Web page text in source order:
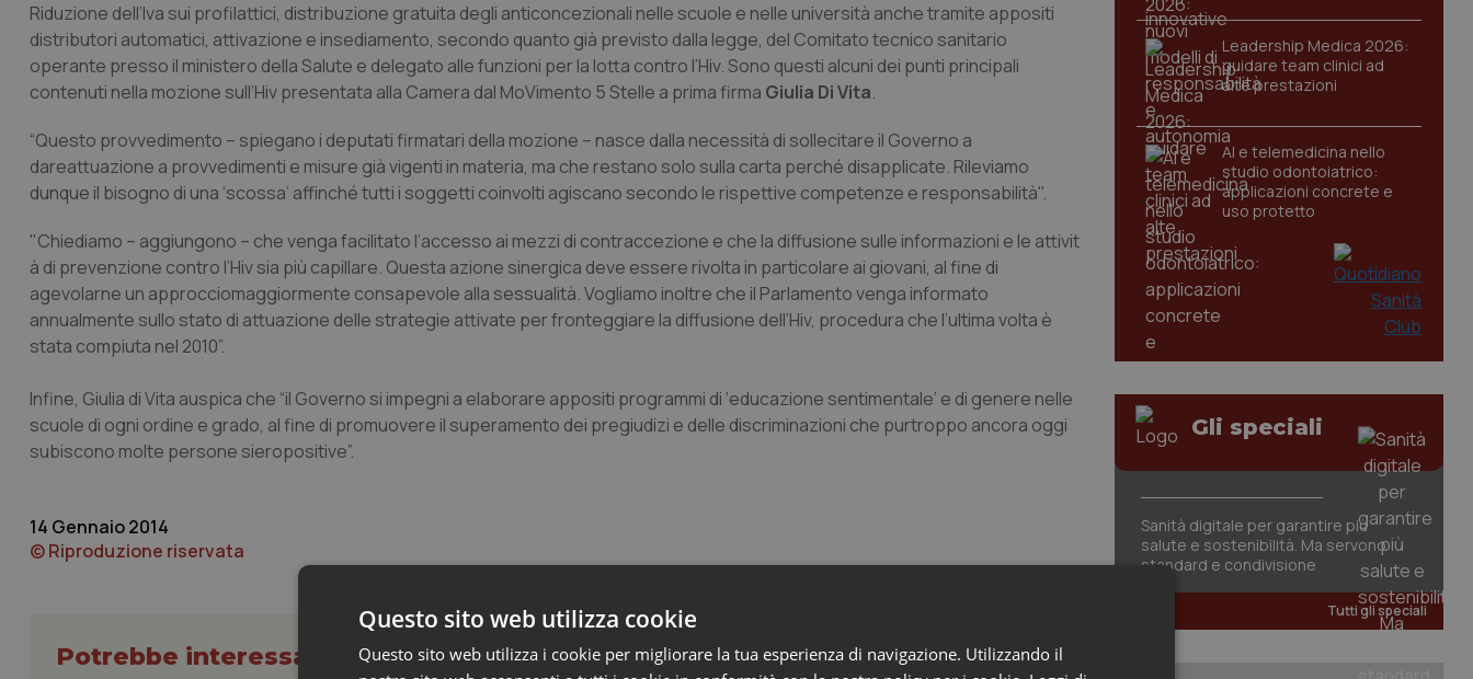
Riduzione dell’Iva sui profilattici, distribuzione gratuita degli anticoncezionali nelle scuole e nelle università anche tramite appositi
distributori automatici, attivazione e insediamento, secondo quanto già previsto dalla legge, del Comitato tecnico sanitario
operante presso il ministero della Salute e delegato alle funzioni per la lotta contro l’Hiv. Sono questi alcuni dei punti principali
contenuti nella mozione sull’Hiv presentata alla Camera dal MoVimento 5 Stelle a prima firma Giulia Di Vita.
“Questo provvedimento – spiegano i deputati firmatari della mozione – nasce dalla necessità di sollecitare il Governo a
dareattuazione a provvedimenti e misure già vigenti in materia, ma che restano solo sulla carta perché disapplicate. Rileviamo
dunque il bisogno di una ‘scossa’ affinché tutti i soggetti coinvolti agiscano secondo le rispettive competenze e responsabilità".
"Chiediamo – aggiungono – che venga facilitato l’accesso ai mezzi di contraccezione e che la diffusione sulle informazioni e le attivit
à di prevenzione contro l’Hiv sia più capillare. Questa azione sinergica deve essere rivolta in particolare ai giovani, al fine di
agevolarne un approcciomaggiormente consapevole alla sessualità. Vogliamo inoltre che il Parlamento venga informato
annualmente sullo stato di attuazione delle strategie attivate per fronteggiare la diffusione dell’Hiv, procedura che l’ultima volta è
stata compiuta nel 2010”.
Infine, Giulia di Vita auspica che “il Governo si impegni a elaborare appositi programmi di ‘educazione sentimentale’ e di genere nelle
scuole di ogni ordine e grado, al fine di promuovere il superamento dei pregiudizi e delle discriminazioni che purtroppo ancora oggi
subiscono molte persone sieropositive”.
14 Gennaio 2014
© Riproduzione riservata
Potrebbe interessarti in Governo e Parlamento
Leadership Medica 2026:
guidare team clinici ad
alte prestazioni
AI e telemedicina nello
studio odontoiatrico:
applicazioni concrete e
uso protetto
Gli speciali
Sanità digitale per garantire più
salute e sostenibilità. Ma servono
standard e condivisione
Tutti gli speciali
Questo sito web utilizza cookie
Questo sito web utilizza i cookie per migliorare la tua esperienza di navigazione. Utilizzando il